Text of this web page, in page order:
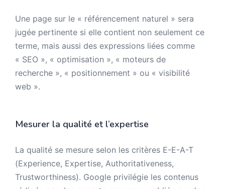
Une page sur le « référencement naturel » sera
jugée pertinente si elle contient non seulement ce
terme, mais aussi des expressions liées comme
« SEO », « optimisation », « moteurs de
recherche », « positionnement » ou « visibilité
web ».
Mesurer la qualité et l’expertise
La qualité se mesure selon les critères E-E-A-T
(Experience, Expertise, Authoritativeness,
Trustworthiness). Google privilégie les contenus